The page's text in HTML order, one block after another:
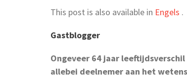
This post is also available in Engels .
Gastblogger
Ongeveer 64 jaar
allebei deelnemer aan het